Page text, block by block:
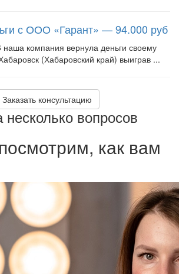
с ООО «Гарант» — 94.000 руб
компания вернула деньги своему
(Хабаровский край) выиграв ...
Заказать консультацию
несколько вопросов
как вам